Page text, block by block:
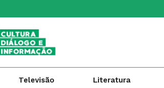
Televisão Literatura